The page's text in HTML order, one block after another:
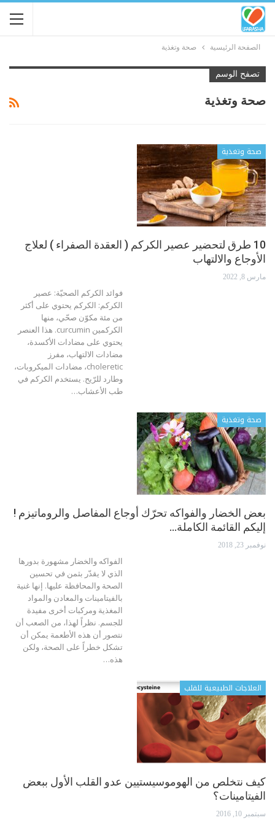
الصفحة الرئيسية صحة وتغذية
تصفح الوسم
صحة وتغذية
صحة وتغذية
10 طرق لتحضير عصير الكركم ( العقدة الصفراء ) لعلاج
الأوجاع والالتهاب
مارس 8, 2022
فوائد الكركم الصحيّة: عصير
الكركم: الكركم يحتوي على أكثر
من مئة مكوّن صحّي، منها
الكركمين curcumin. هذا العنصر
يحتوي على مضادات الأكسدة،
مضادات الالتهاب، مفرز
choleretic، مضادات الميكروبات،
وطارد للرّيح. يستخدم الكركم في
طب الأعشاب…
صحة وتغذية
بعض الخضار والفواكه تحرّك أوجاع المفاصل والروماتيزم !
إليكم القائمة الكاملة…
نوفمبر 23, 2018
الفواكه والخضار مشهورة بدورها
الذي لا يقدّر بثمن في تحسين
الصحة والمحافظة عليها. إنها غنية
بالفيتامينات والمعادن والمواد
المغذية ومركبات أخرى مفيدة
للجسم. نظراً لهذا، من الصعب أن
نتصور أن هذه الأطعمة يمكن أن
تشكل خطراً على الصحة، ولكن
هذه…
العلاجات الطبيعية للقلب
كيف نتخلص من الهوموسيستيين عدو القلب الأول ببعض
الفيتامينات؟
سبتمبر 10, 2016